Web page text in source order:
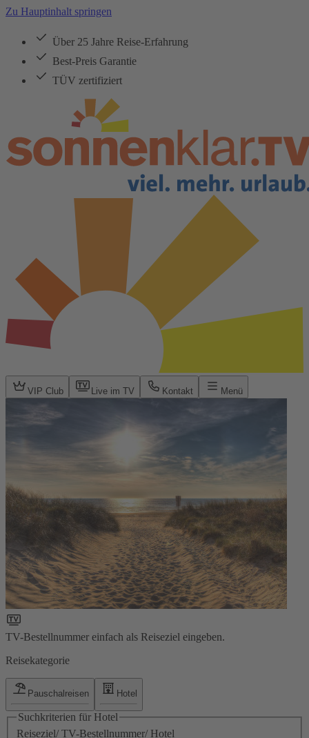
Zu Hauptinhalt springen
Über 25 Jahre Reise-Erfahrung
Best-Preis Garantie
TÜV zertifiziert
VIP Club Live im TV Kontakt Menü
TV-Bestellnummer einfach als Reiseziel eingeben.
Reisekategorie
Pauschalreisen Hotel
Suchkriterien für Hotel
Reiseziel/ TV-Bestellnummer/ Hotel